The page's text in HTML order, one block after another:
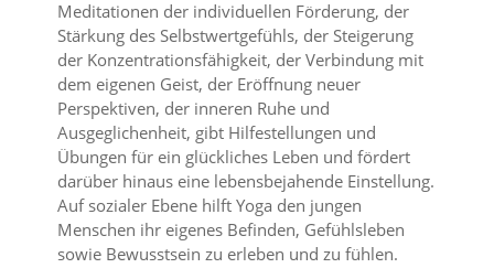
Meditationen der individuellen Förderung, der
Stärkung des Selbstwertgefühls, der Steigerung
der Konzentrationsfähigkeit, der Verbindung mit
dem eigenen Geist, der Eröffnung neuer
Perspektiven, der inneren Ruhe und
Ausgeglichenheit, gibt Hilfestellungen und
Übungen für ein glückliches Leben und fördert
darüber hinaus eine lebensbejahende Einstellung.
Auf sozialer Ebene hilft Yoga den jungen
Menschen ihr eigenes Befinden, Gefühlsleben
sowie Bewusstsein zu erleben und zu fühlen.